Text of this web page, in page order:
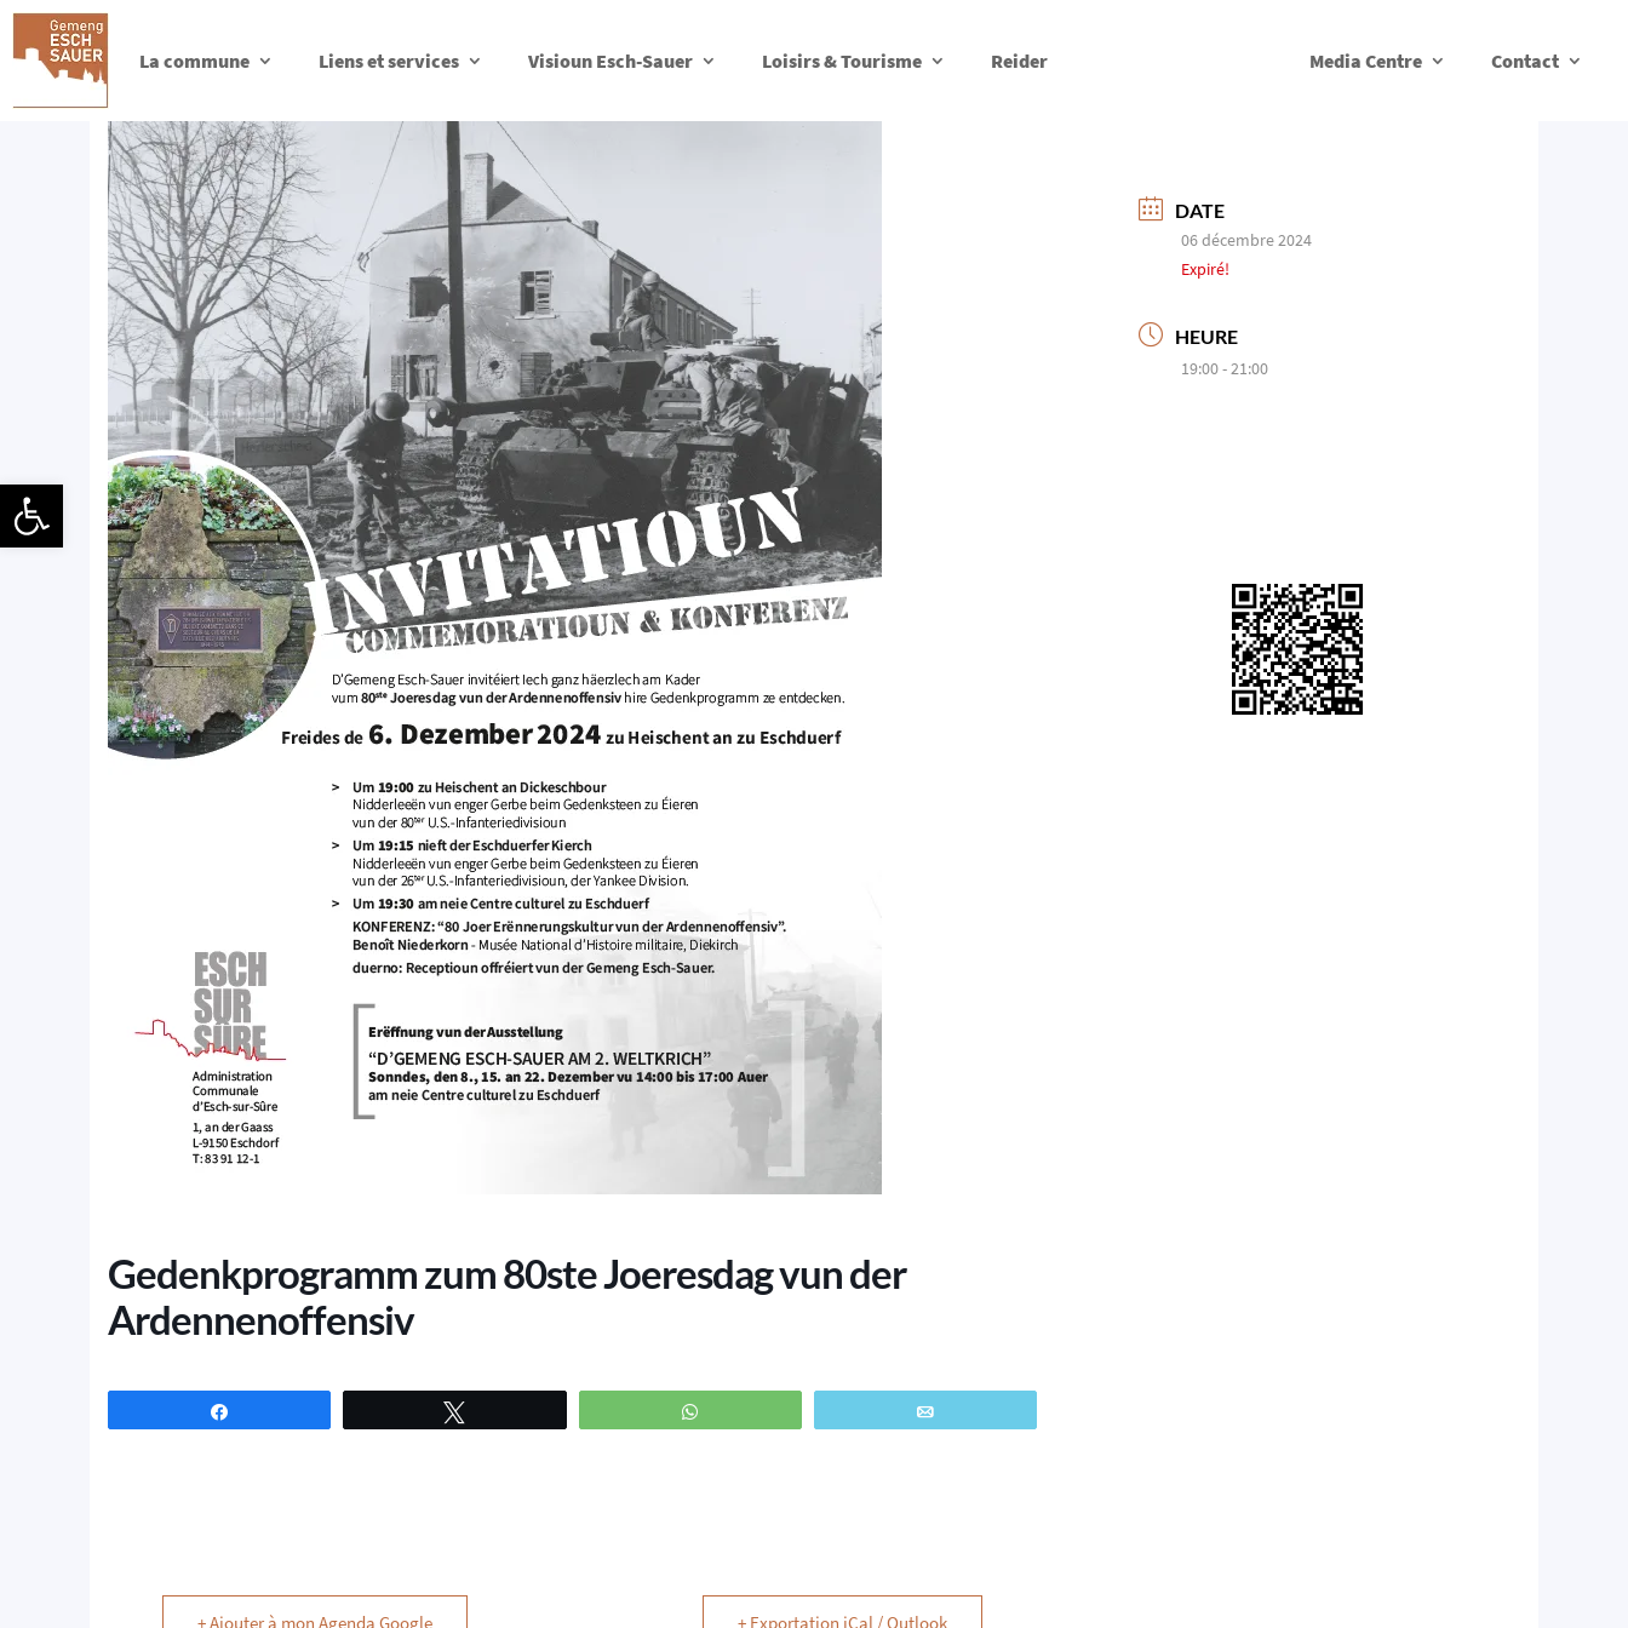
La commune Liens et services Visioun Esch-Sauer Loisirs & Tourisme Reider Media Centre Contact
Gedenkprogramm zum 80ste Joeresdag vun der
Ardennenoffensiv
+ Ajouter à mon Agenda Google + Exportation iCal / Outlook
DATE
06 décembre 2024
Expiré!
HEURE
19:00 - 21:00
Ouvrir la barre d’outils